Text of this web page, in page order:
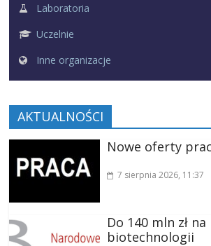
Laboratoria
Uczelnie
Inne organizacje
AKTUALNOŚCI
Nowe oferty
7 sierpnia 2026, 11:37
Do 140 mln zł
biotechnologii